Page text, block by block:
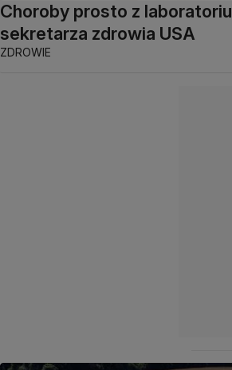
Choroby prosto z
sekretarza zdrowia USA
ZDROWIE